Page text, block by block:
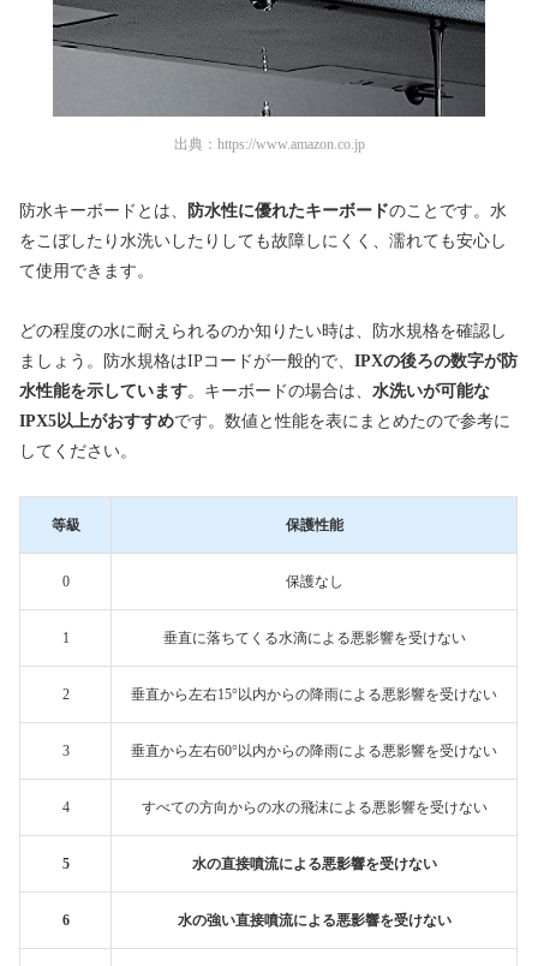
出典： https://www.amazon.co.jp
防水キーボードとは、 防水性に優れたキーボードのことです。水
をこぼしたり水洗いしたりしても故障しにくく、濡れても安心し
て使用できます。
どの程度の水に耐えられるのか知りたい時は、防水規格を確認し
ましょう。防水規格はIPコードが一般的で、 IPXの後ろの数字が防
水性能を示しています。キーボードの場合は、 水洗いが可能な
IPX5以上がおすすめです。数値と性能を表にまとめたので参考に
してください。
等級 保護性能
0 保護なし
1 垂直に落ちてくる水滴による悪影響を受けない
2 垂直から左右15°以内からの降雨による悪影響を受けない
3 垂直から左右60°以内からの降雨による悪影響を受けない
4 すべての方向からの水の飛沫による悪影響を受けない
5 水の直接噴流による悪影響を受けない
6 水の強い直接噴流による悪影響を受けない